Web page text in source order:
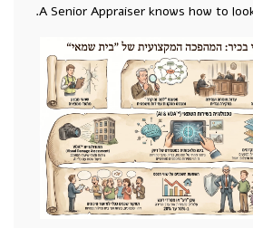
A Senior Appraiser knows how to